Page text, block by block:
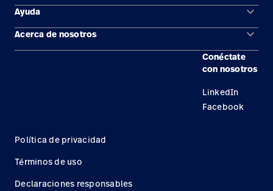
Soluciones
Productos
Ayuda keyboard_arrow_down
Comunícate con nosotros
Acerca de nosotros keyboard_arrow_down
Conéctate
con nosotros
LinkedIn
Facebook
Política de privacidad
Términos de uso
Declaraciones responsables